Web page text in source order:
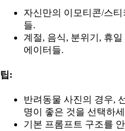
자신만의 이모티콘/스
들.
계절, 음식, 분위기, 휴
에이터들.
팁:
반려동물 사진의 경우,
명이 좋은 것을 선택하
기본 프롬프트 구조를